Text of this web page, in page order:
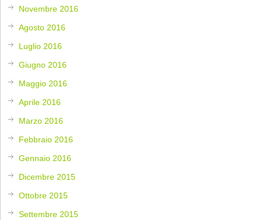
Novembre 2016
Agosto 2016
Luglio 2016
Giugno 2016
Maggio 2016
Aprile 2016
Marzo 2016
Febbraio 2016
Gennaio 2016
Dicembre 2015
Ottobre 2015
Settembre 2015